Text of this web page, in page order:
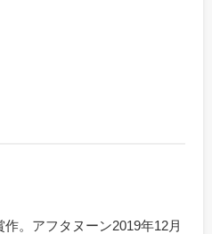
。アフタヌーン2019年12月